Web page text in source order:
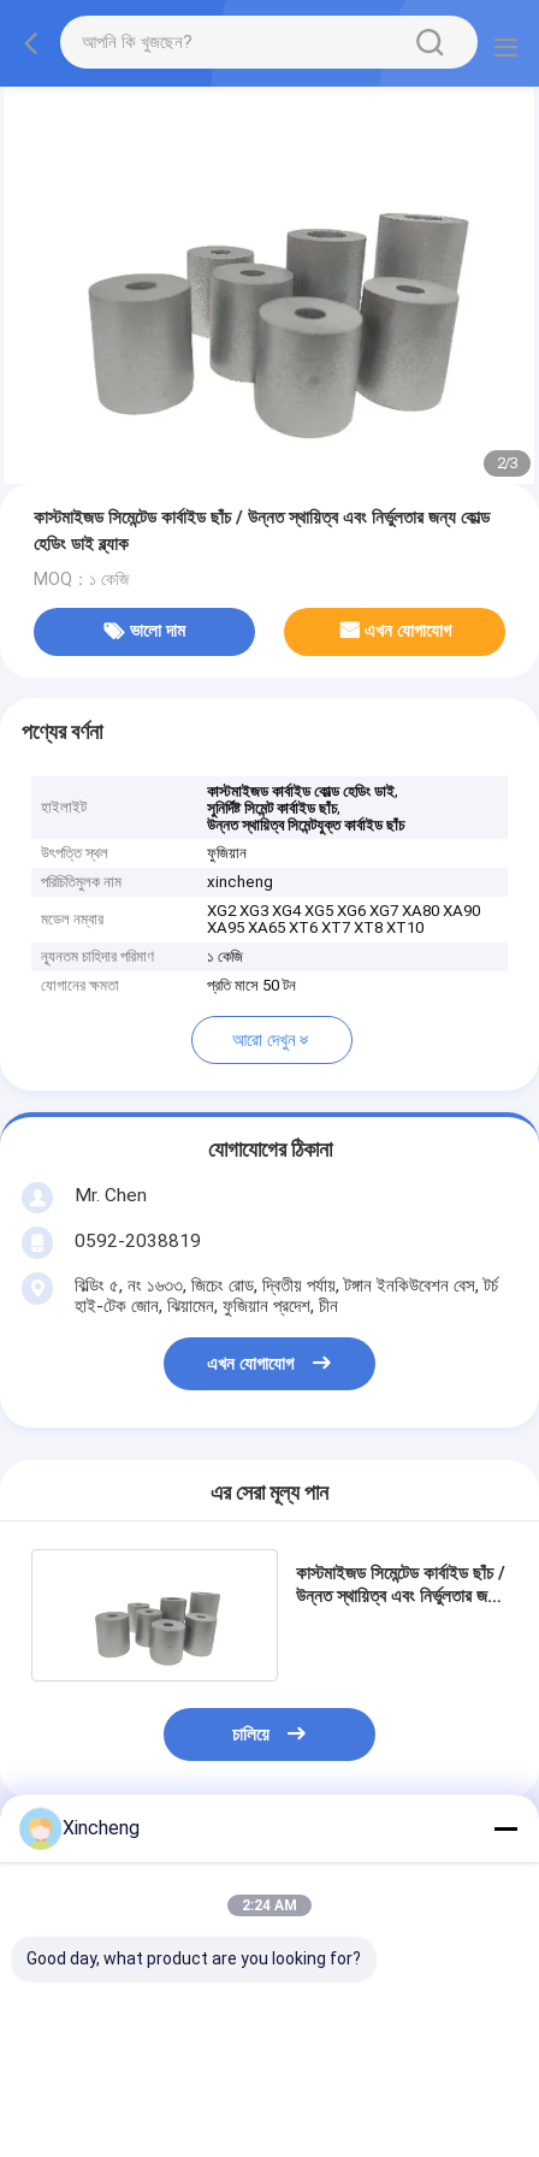
2/3
কাস্টমাইজড সিমেন্টেড কার্বাইড ছাঁচ / উন্নত স্থায়িত্ব এবং নির্ভুলতার জন্য কোল্ড
হেডিং ডাই ব্ল্যাক
MOQ：১ কেজি
ভালো দাম এখন যোগাযোগ
পণ্যের বর্ণনা
হাইলাইট
কাস্টমাইজড কার্বাইড কোল্ড হেডিং ডাই,
সুনির্দিষ্ট সিমেন্ট কার্বাইড ছাঁচ,
উন্নত স্থায়িত্ব সিমেন্টযুক্ত কার্বাইড ছাঁচ
উৎপত্তি স্থল
ফুজিয়ান
পরিচিতিমুলক নাম
xincheng
মডেল নম্বার
XG2 XG3 XG4 XG5 XG6 XG7 XA80 XA90
XA95 XA65 XT6 XT7 XT8 XT10
ন্যূনতম চাহিদার পরিমাণ
১ কেজি
যোগানের ক্ষমতা
প্রতি মাসে 50 টন
আরো দেখুন
যোগাযোগের ঠিকানা
Mr. Chen
0592-2038819
বিল্ডিং ৫, নং ১৬৩৩, জিচেং রোড, দ্বিতীয় পর্যায়, টঙ্গান ইনকিউবেশন বেস, টর্চ
হাই-টেক জোন, ঝিয়ামেন, ফুজিয়ান প্রদেশ, চীন
এখন যোগাযোগ
এর সেরা মূল্য পান
কাস্টমাইজড সিমেন্টেড কার্বাইড ছাঁচ /
উন্নত স্থায়িত্ব এবং নির্ভুলতার জন্য
চালিয়ে
প্রস্তাবিত পণ্য
Xincheng
2:24 AM
Good day, what product are you looking for?